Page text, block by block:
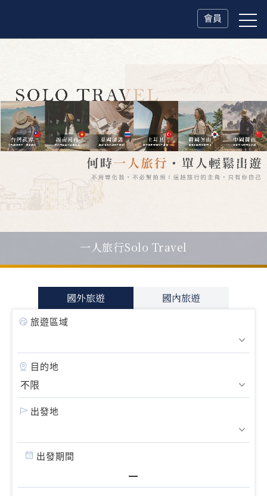
會員
父親節．限時特別企劃
一人旅行Solo Travel山海雙享・北海道
國外旅遊 國內旅遊
旅遊區域
目的地
出發地
出發期間